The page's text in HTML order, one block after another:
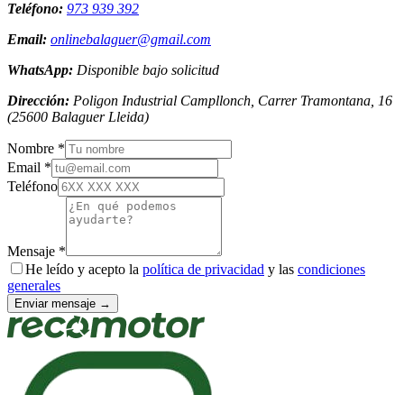
Teléfono: 973 939 392
Email: onlinebalaguer@gmail.com
WhatsApp: Disponible bajo solicitud
Dirección: Poligon Industrial Campllonch, Carrer Tramontana, 16
(25600 Balaguer Lleida)
Nombre *
Email *
Teléfono
Mensaje *
He leído y acepto la política de privacidad y las condiciones
generales
Enviar mensaje →